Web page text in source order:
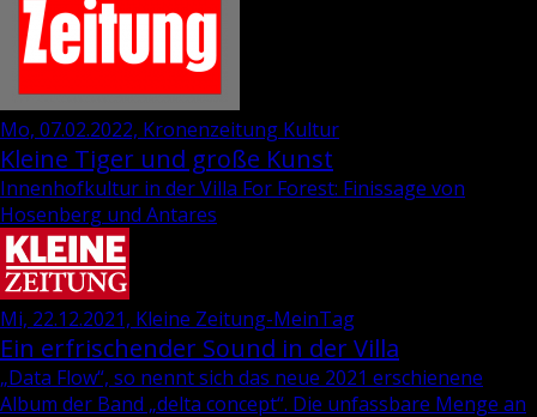
Mo, 07.02.2022, Kronenzeitung Kultur
Kleine Tiger und große Kunst
Innenhofkultur in der Villa For Forest: Finissage von
Hosenberg und Antares
Mi, 22.12.2021, Kleine Zeitung-MeinTag
Ein erfrischender Sound in der Villa
„Data Flow“, so nennt sich das neue 2021 er­schie­ne­ne
Album der Band „delta con­cept“. Die un­fass­ba­re Menge an